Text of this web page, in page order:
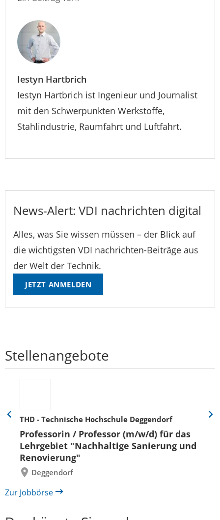
Iestyn Hartbrich
Iestyn Hartbrich ist Ingenieur und Journalist
mit den Schwerpunkten Werkstoffe,
Stahlindustrie, Raumfahrt und Luftfahrt.
News-Alert: VDI nachrichten digital
Alles, was Sie wissen müssen – der Blick auf
die wichtigsten VDI nachrichten-Beiträge aus
der Welt der Technik.
JETZT ANMELDEN
Stellenangebote
THD - Technische Hochschule Deggendorf
Professorin / Professor (m/w/d) für das
Lehrgebiet "Nachhaltige Sanierung und
Renovierung"
Deggendorf
Eine
zurück
Eine
Zur Jobbörse